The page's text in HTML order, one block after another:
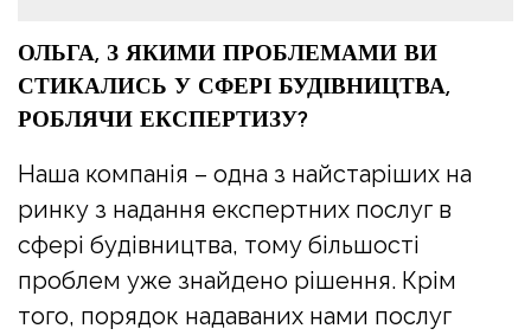
ОЛЬГА, З ЯКИМИ ПРОБЛЕМАМИ ВИ
СТИКАЛИСЬ У СФЕРІ БУДІВНИЦТВА,
РОБЛЯЧИ ЕКСПЕРТИЗУ?
Наша компанія – одна з найстаріших на
ринку з надання експертних послуг в
сфері будівництва, тому більшості
проблем уже знайдено рішення. Крім
того, порядок надаваних нами послуг